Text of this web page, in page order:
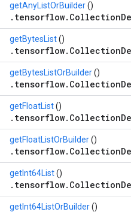
getAnyListOrBuilder()
getBytesList()
getBytesListOrBuilder()
getFloatList()
getFloatListOrBuilder()
getInt64List()
getInt64ListOrBuilder()